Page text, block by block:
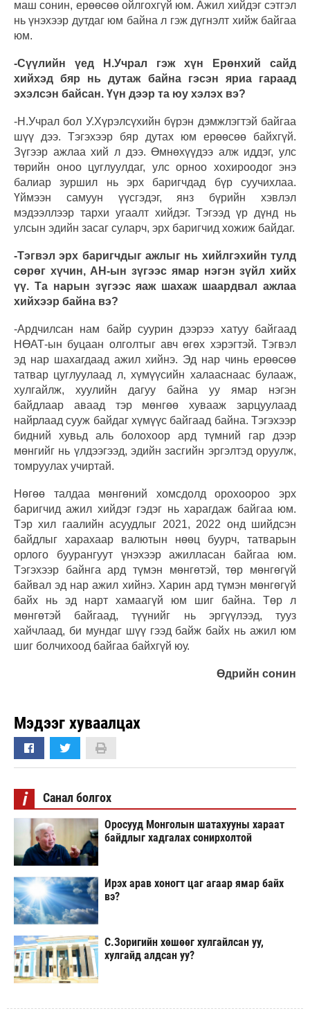
маш сонин, ерөөсөө ойлгохгүй юм. Ажил хийдэг сэтгэл
нь үнэхээр дутдаг юм байна л гэж дүгнэлт хийж байгаа
юм.
-Сүүлийн үед Н.Учрал гэж хүн Ерөнхий сайд
хийхэд бяр нь дутаж байна гэсэн яриа гараад
эхэлсэн байсан. Үүн дээр та юу хэлэх вэ?
-Н.Учрал бол У.Хүрэлсүхийн бүрэн дэмжлэгтэй байгаа
шүү дээ. Тэгэхээр бяр дутах юм ерөөсөө байхгүй.
Зүгээр ажлаа хий л дээ. Өмнөхүүдээ алж иддэг, улс
төрийн оноо цуглуулдаг, улс орноо хохироодог энэ
балиар зуршил нь эрх баригчдад бүр суучихлаа.
Үймээн самуун үүсгэдэг, янз бүрийн хэвлэл
мэдээллээр тархи угаалт хийдэг. Тэгээд үр дүнд нь
улсын эдийн засаг суларч, эрх баригчид хожиж байдаг.
-Тэгвэл эрх баригчдыг ажлыг нь хийлгэхийн тулд
сөрөг хүчин, АН-ын зүгээс ямар нэгэн зүйл хийх
үү. Та нарын зүгээс яаж шахаж шаардвал ажлаа
хийхээр байна вэ?
-Ардчилсан нам байр суурин дээрээ хатуу байгаад
НӨАТ-ын буцаан олголтыг авч өгөх хэрэгтэй. Тэгвэл
эд нар шахагдаад ажил хийнэ. Эд нар чинь ерөөсөө
татвар цуглуулаад л, хүмүүсийн халааснаас булааж,
хулгайлж, хуулийн дагуу байна уу ямар нэгэн
байдлаар аваад тэр мөнгөө хувааж зарцуулаад
найрлаад сууж байдаг хүмүүс байгаад байна. Тэгэхээр
бидний хувьд аль болохоор ард түмний гар дээр
мөнгийг нь үлдээгээд, эдийн засгийн эргэлтэд оруулж,
томруулах учиртай.
Нөгөө талдаа мөнгөний хомсдолд орохоороо эрх
баригчид ажил хийдэг гэдэг нь харагдаж байгаа юм.
Тэр хил гаалийн асуудлыг 2021, 2022 онд шийдсэн
байдлыг харахаар валютын нөөц буурч, татварын
орлого буурангуут үнэхээр ажилласан байгаа юм.
Тэгэхээр байнга ард түмэн мөнгөтэй, төр мөнгөгүй
байвал эд нар ажил хийнэ. Харин ард түмэн мөнгөгүй
байх нь эд нарт хамаагүй юм шиг байна. Төр л
мөнгөтэй байгаад, түүнийг нь эргүүлээд, тууз
хайчлаад, би мундаг шүү гээд байж байх нь ажил юм
шиг болчихоод байгаа байхгүй юу.
Өдрийн сонин
Мэдээг хуваалцах
i Санал болгох
Оросууд Монголын шатахууны хараат
байдлыг хадгалах сонирхолтой
Ирэх арав хоногт цаг агаар ямар байх
вэ?
С.Зоригийн хөшөөг хулгайлсан уу,
хулгайд алдсан уу?